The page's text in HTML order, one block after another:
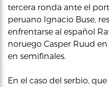
tercera ronda ante el
peruano Ignacio Buse,
enfrentarse al español
noruego Casper Ruud
en semifinales.
En el caso del serbio,